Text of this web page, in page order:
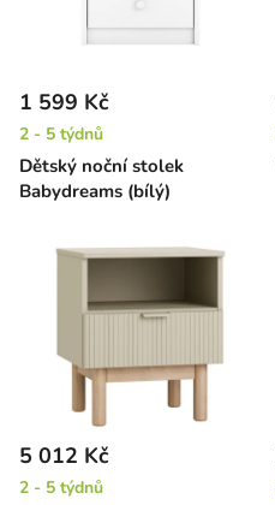
Dětský noční stolek
Babydreams (bílý)
1 599 Kč
2 - 5 týdnů
5 012 Kč
2 - 5 týdnů